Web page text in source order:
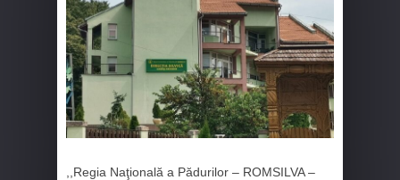
,,Regia Naţională a Pădurilor – ROMSILVA –